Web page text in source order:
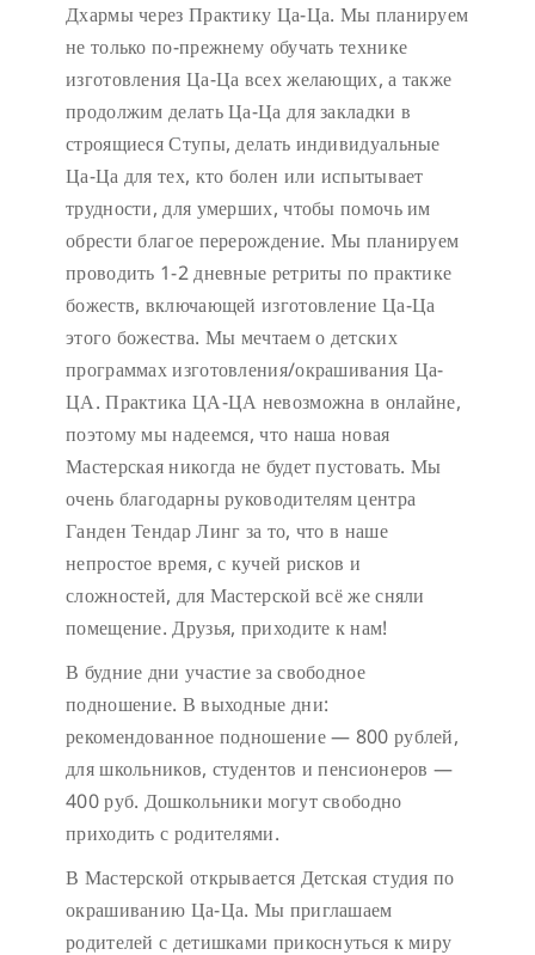
Дхармы через Практику Ца-Ца. Мы планируем
не только по-прежнему обучать технике
изготовления Ца-Ца всех желающих, а также
продолжим делать Ца-Ца для закладки в
строящиеся Ступы, делать индивидуальные
Ца-Ца для тех, кто болен или испытывает
трудности, для умерших, чтобы помочь им
обрести благое перерождение. Мы планируем
проводить 1-2 дневные ретриты по практике
божеств, включающей изготовление Ца-Ца
этого божества. Мы мечтаем о детских
программах изготовления/окрашивания Ца-
ЦА. Практика ЦА-ЦА невозможна в онлайне,
поэтому мы надеемся, что наша новая
Мастерская никогда не будет пустовать. Мы
очень благодарны руководителям центра
Ганден Тендар Линг за то, что в наше
непростое время, с кучей рисков и
сложностей, для Мастерской всё же сняли
помещение. Друзья, приходите к нам!
В будние дни участие за свободное
подношение. В выходные дни:
рекомендованное подношение — 800 рублей,
для школьников, студентов и пенсионеров —
400 руб. Дошкольники могут свободно
приходить с родителями.
В Мастерской открывается Детская студия по
окрашиванию Ца-Ца. Мы приглашаем
родителей с детишками прикоснуться к миру